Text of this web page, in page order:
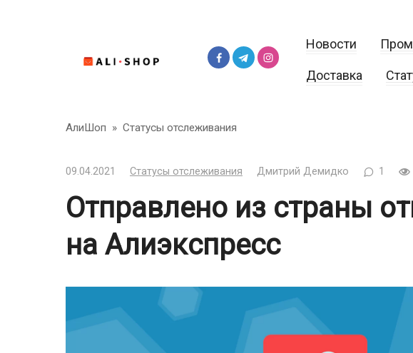
Новости
Доставка
АлиШоп » Статусы отслеживания
09.04.2021 Статусы отслеживания Дмитрий Демидко 1
Отправлено из страны
на Алиэкспресс